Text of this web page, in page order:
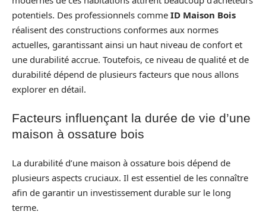
potentiels. Des professionnels comme ID Maison Bois
réalisent des constructions conformes aux normes
actuelles, garantissant ainsi un haut niveau de confort et
une durabilité accrue. Toutefois, ce niveau de qualité et de
durabilité dépend de plusieurs facteurs que nous allons
explorer en détail.
Facteurs influençant la durée de vie d’une
maison à ossature bois
La durabilité d’une maison à ossature bois dépend de
plusieurs aspects cruciaux. Il est essentiel de les connaître
afin de garantir un investissement durable sur le long
terme.